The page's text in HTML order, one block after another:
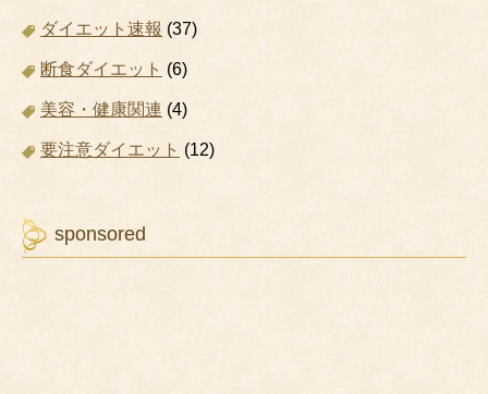
ダイエット速報 (37)
断食ダイエット (6)
美容・健康関連 (4)
要注意ダイエット (12)
sponsored